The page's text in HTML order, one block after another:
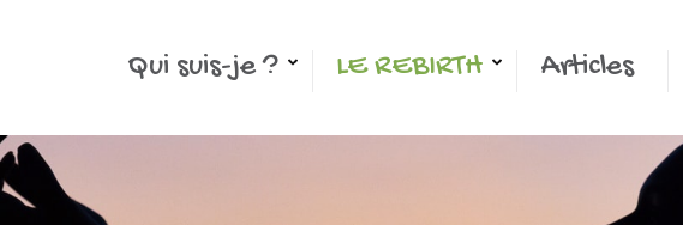
Qui suis-je ? LE REBIRTH Articles